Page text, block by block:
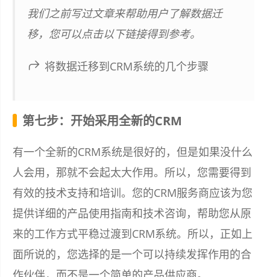
我们之前写过文章来帮助用户了解数据迁
移，您可以点击以下链接得到参考。
将数据迁移到CRM系统的几个步骤
第七步：开始采用全新的CRM
有一个全新的CRM系统是很好的，但是如果没什么
人会用，那就不会起太大作用。所以，您需要得到
有效的技术支持和培训。您的CRM服务商应该为您
提供详细的产品使用指南和技术咨询，帮助您从原
来的工作方式平稳过渡到CRM系统。所以，正如上
面所说的，您选择的是一个可以持续发挥作用的合